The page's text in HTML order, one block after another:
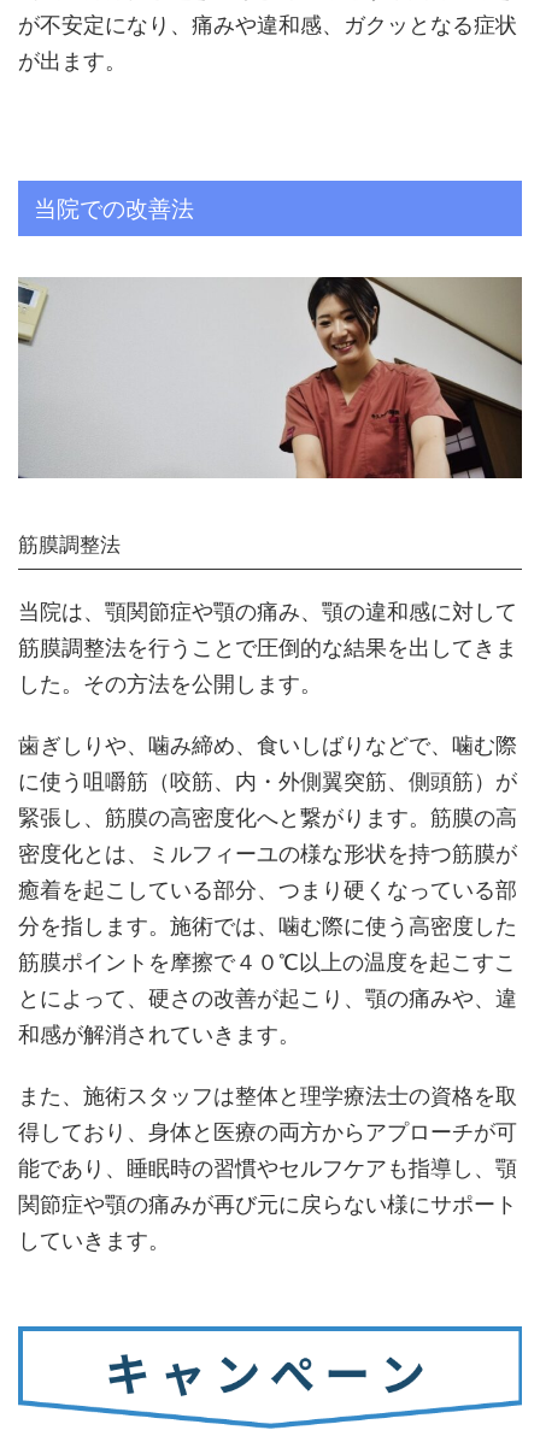
が不安定になり、痛みや違和感、ガクッとなる症状
が出ます。
当院での改善法
筋膜調整法
当院は、顎関節症や顎の痛み、顎の違和感に対して
筋膜調整法を行うことで圧倒的な結果を出してきま
した。その方法を公開します。
歯ぎしりや、噛み締め、食いしばりなどで、噛む際
に使う咀嚼筋（咬筋、内・外側翼突筋、側頭筋）が
緊張し、筋膜の高密度化へと繋がります。筋膜の高
密度化とは、ミルフィーユの様な形状を持つ筋膜が
癒着を起こしている部分、つまり硬くなっている部
分を指します。施術では、噛む際に使う高密度した
筋膜ポイントを摩擦で４０℃以上の温度を起こすこ
とによって、硬さの改善が起こり、顎の痛みや、違
和感が解消されていきます。
また、施術スタッフは整体と理学療法士の資格を取
得しており、身体と医療の両方からアプローチが可
能であり、睡眠時の習慣やセルフケアも指導し、顎
関節症や顎の痛みが再び元に戻らない様にサポート
していきます。